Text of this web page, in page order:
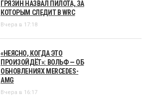
ГРЯЗИН НАЗВАЛ ПИЛОТА, ЗА
КОТОРЫМ СЛЕДИТ В WRC
Вчера в 17:18
«НЕЯСНО, КОГДА ЭТО
ПРОИЗОЙДЁТ»: ВОЛЬФ — ОБ
ОБНОВЛЕНИЯХ MERCEDES-
AMG
Вчера в 16:17